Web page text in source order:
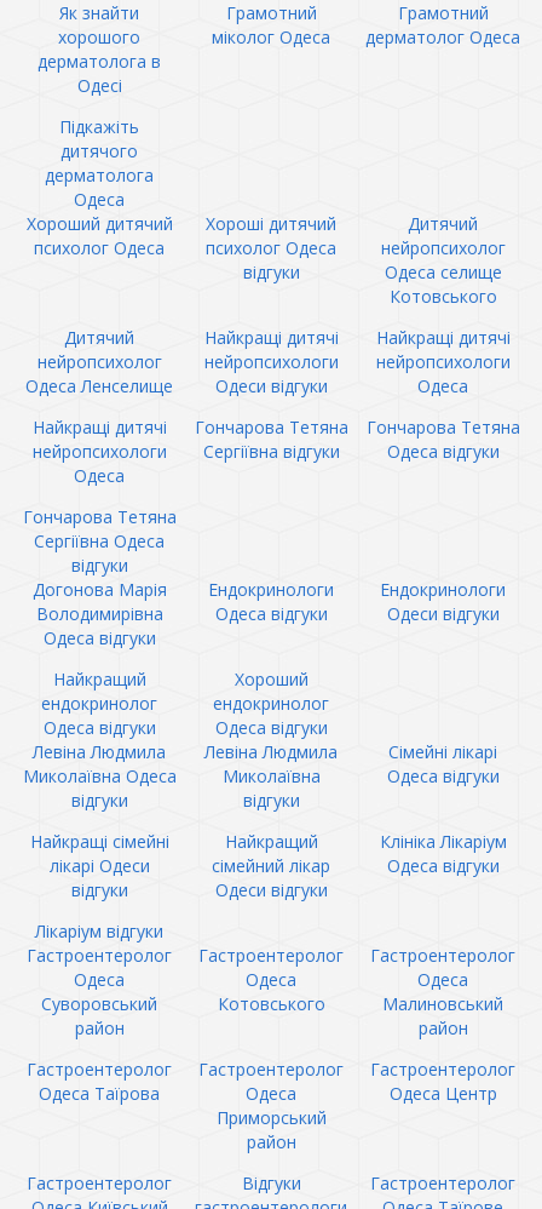
Як знайти
хорошого
дерматолога в
Одесі
Грамотний
міколог Одеса
Грамотний
дерматолог Одеса
Підкажіть
дитячого
дерматолога
Одеса
Хороший дитячий
психолог Одеса
Хороші дитячий
психолог Одеса
відгуки
Дитячий
нейропсихолог
Одеса селище
Котовського
Дитячий
нейропсихолог
Одеса Ленселище
Найкращі дитячі
нейропсихологи
Одеси відгуки
Найкращі дитячі
нейропсихологи
Одеса
Найкращі дитячі
нейропсихологи
Одеса
Гончарова Тетяна
Сергіївна відгуки
Гончарова Тетяна
Одеса відгуки
Гончарова Тетяна
Сергіївна Одеса
відгуки
Догонова Марія
Володимирівна
Одеса відгуки
Ендокринологи
Одеса відгуки
Ендокринологи
Одеси відгуки
Найкращий
ендокринолог
Одеса відгуки
Хороший
ендокринолог
Одеса відгуки
Левіна Людмила
Миколаївна Одеса
відгуки
Левіна Людмила
Миколаївна
відгуки
Сімейні лікарі
Одеса відгуки
Найкращі сімейні
лікарі Одеси
відгуки
Найкращий
сімейний лікар
Одеси відгуки
Клініка Лікаріум
Одеса відгуки
Лікаріум відгуки
Гастроентеролог
Одеса
Суворовський
район
Гастроентеролог
Одеса
Котовського
Гастроентеролог
Одеса
Малиновський
район
Гастроентеролог
Одеса Таїрова
Гастроентеролог
Одеса
Приморський
район
Гастроентеролог
Одеса Центр
Гастроентеролог
Відгуки
Гастроентеролог